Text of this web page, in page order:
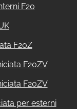
F20
F20Z
F20ZV
F20ZV
per esterni